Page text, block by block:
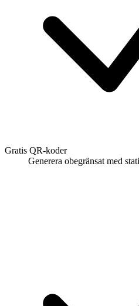
Gratis QR-koder
Generera obegränsat med